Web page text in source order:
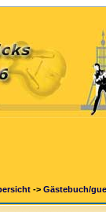
-> Gästebuch/